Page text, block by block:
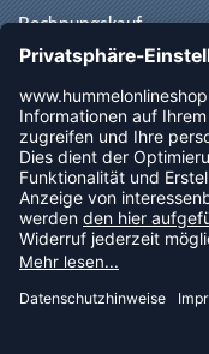
Rechnungskauf
Paypal
Vorkasse
Sofortüberweisung
NEWSLETTER